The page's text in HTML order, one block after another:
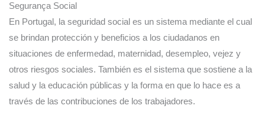
Segurança Social
En Portugal, la seguridad social es un sistema mediante el cual
se brindan protección y beneficios a los ciudadanos en
situaciones de enfermedad, maternidad, desempleo, vejez y
otros riesgos sociales. También es el sistema que sostiene a la
salud y la educación públicas y la forma en que lo hace es a
través de las contribuciones de los trabajadores.